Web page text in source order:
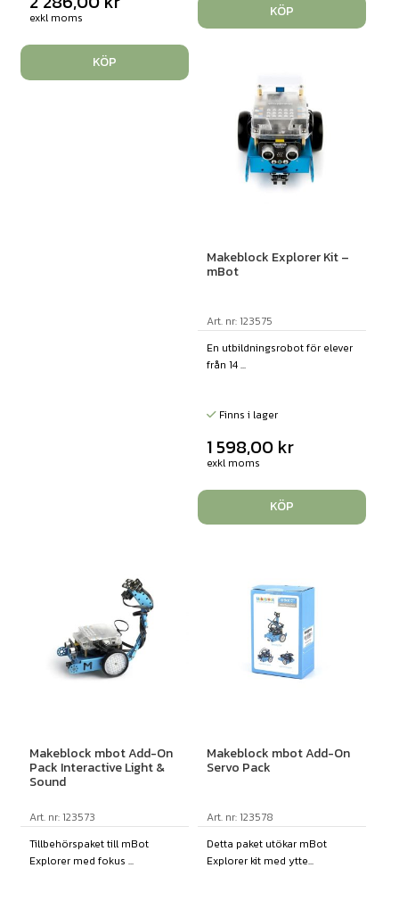
exkl moms
KÖP
KÖP
Makeblock Explorer Kit –
mBot
Art. nr: 123575
En utbildningsrobot för elever
från 14 ...
Finns i lager
1 598,00 kr
exkl moms
KÖP
Makeblock mbot Add-On
Pack Interactive Light &
Sound
Art. nr: 123573
Tillbehörspaket till mBot
Explorer med fokus ...
Makeblock mbot Add-On
Servo Pack
Art. nr: 123578
Detta paket utökar mBot
Explorer kit med ytte...